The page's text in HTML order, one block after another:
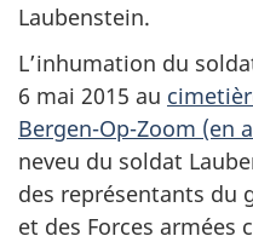
Laubenstein.
L’inhumation du
6 mai 2015 au
Bergen-Op-Zoom (en
neveu du soldat
des représentants du
et des Forces armées